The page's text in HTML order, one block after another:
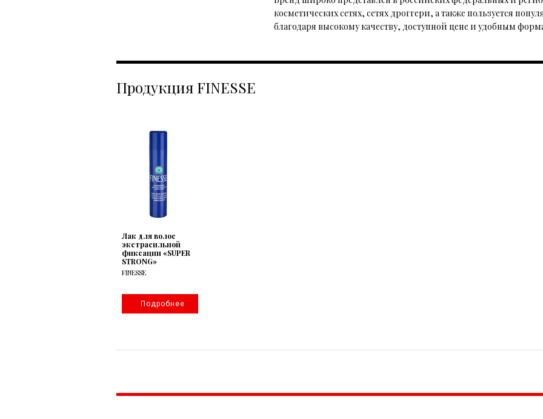
косметических сетях, сетях дроггери, а также пользуется
благодаря высокому качеству, доступной цене и удобным
Продукция FINESSE
Лак для волос
экстрасильной
фиксации «SUPER
STRONG»
FINESSE
Подробнее